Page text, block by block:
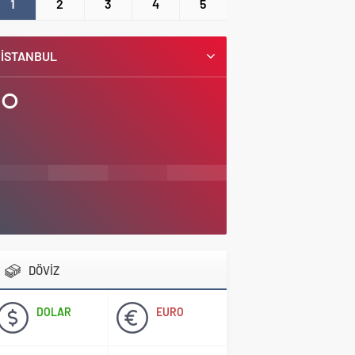
1 2 3 4 5
İSTANBUL
°
DÖVİZ
DOLAR EURO